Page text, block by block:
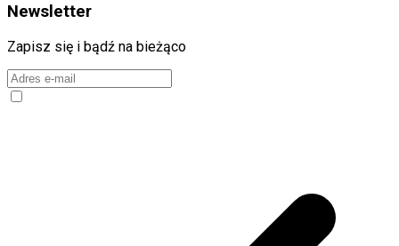
Newsletter
Zapisz się i bądź na bieżąco